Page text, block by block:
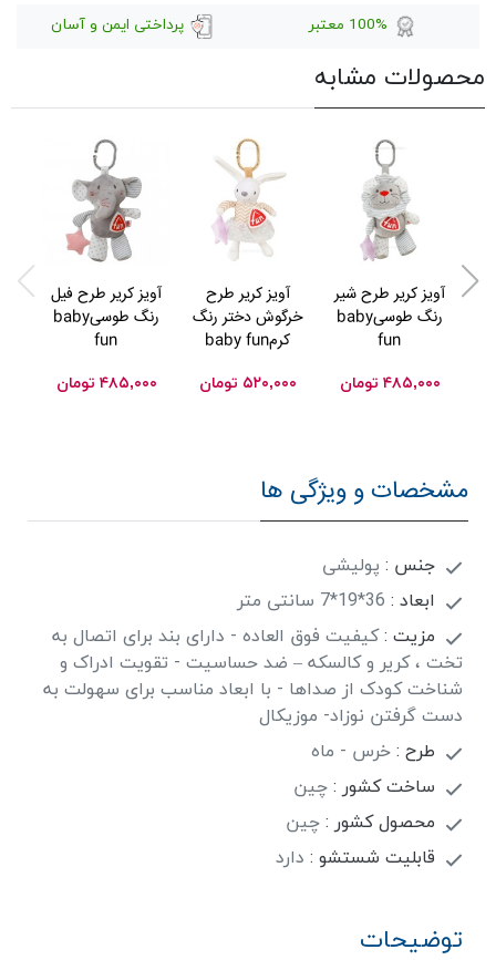
100% معتبر پرداختی ایمن و آسان
محصولات مشابه
آویز کریر طرح شیر
رنگ طوسیbaby
fun
۴۸۵,۰۰۰ تومان
آویز کریر طرح
خرگوش دختر رنگ
کرمbaby fun
۵۲۰,۰۰۰ تومان
آویز کریر طرح فیل
رنگ طوسیbaby
fun
۴۸۵,۰۰۰ تومان
مشخصات و ویژگی ها
جنس : پولیشی
ابعاد : 36*19*7 سانتی متر
مزیت :کیفیت فوق العاده - دارای بند برای اتصال به
تخت ، کریر و کالسکه – ضد حساسیت - تقویت ادراک و
شناخت کودک از صداها - با ابعاد مناسب برای سهولت به
دست گرفتن نوزاد- موزیکال
طرح : خرس - ماه
ساخت کشور : چین
محصول کشور : چین
قابلیت شستشو : دارد
توضیحات